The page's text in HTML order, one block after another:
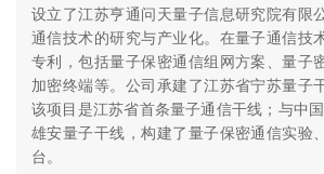
设立了江苏亨通问天量子信息研究院有限
通信技术的研究与产业化。在量子通信技
专利，包括量子保密通信组网方案、量子
加密终端等。公司承建了江苏省宁苏量子
该项目是江苏省首条量子通信干线；与中
雄安量子干线，构建了量子保密通信实验
台。